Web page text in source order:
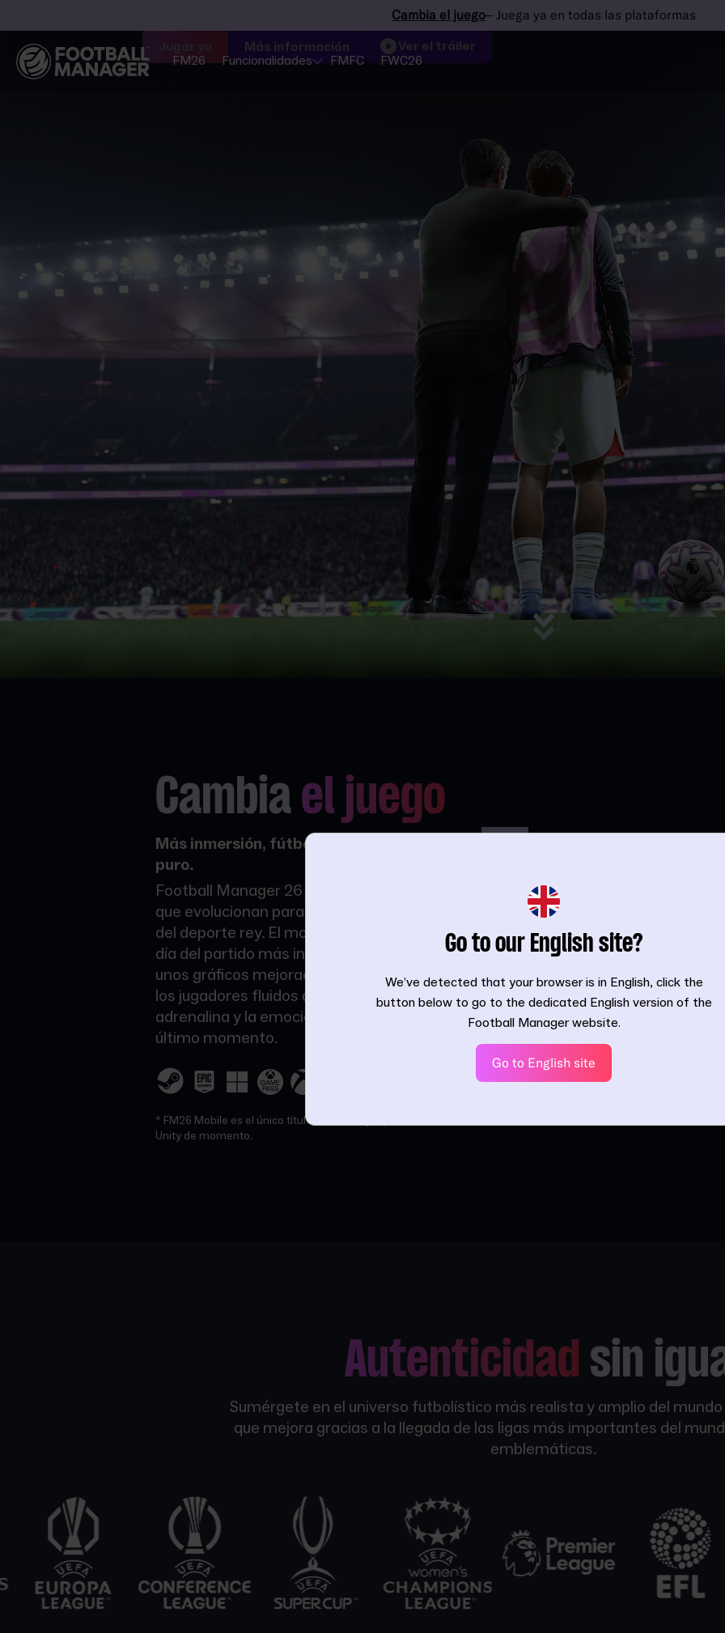
Cambia el juego– Juega ya en todas las plataformas
FM26 Funcionalidades FMFC FWC26
Más información Ver el tráiler
Cambiael juego
Más inmersión, fútbol fluido y drama
puro.
Football Manager 26 te ofrece historias
que evolucionan para colocarte en el centro
del deporte rey. El motor de Unity te trae el
día del partido más intenso de la saga, con
unos gráficos mejorados y movimientos de
los jugadores fluidos que maximizan la
adrenalina y la emoción al ganar en el
último momento.
* FM26 Mobile es el único título del catálogo que no cambia a
Unity de momento.
Autenticidad sin
Sumérgete en el universo futbolístico más realista y amplio del
que mejora gracias a la llegada de las ligas más importantes del
emblemáticas.
Go to our English site?
We’ve detected that your browser is in English, click the
button below to go to the dedicated English version of the
Football Manager website.
Go to English site